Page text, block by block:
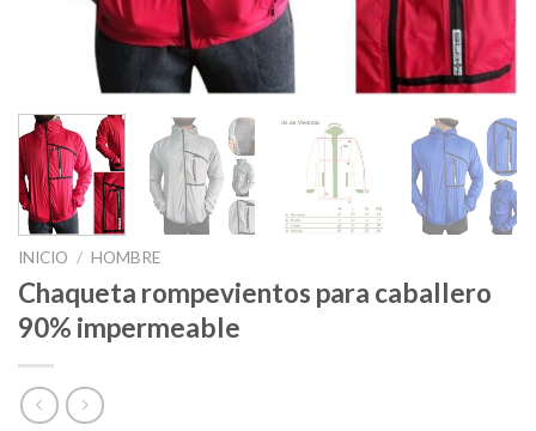
INICIO / HOMBRE
Chaqueta rompevientos para caballero
90% impermeable